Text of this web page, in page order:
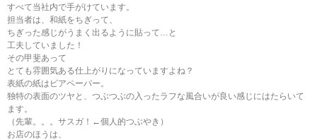
すべて当社内で手がけています。
担当者は、和紙をちぎって、
ちぎった感じがうまく出るように貼って…と
工夫していました！
その甲斐あって
とても雰囲気ある仕上がりになっていますよね？
表紙の紙はビアペーパー。
独特の表面のツヤと、つぶつぶの入ったラフな風合いが良い感じにはたらいて
ます。
（先輩。。。サスガ！←個人的つぶやき）
お店のほうは、